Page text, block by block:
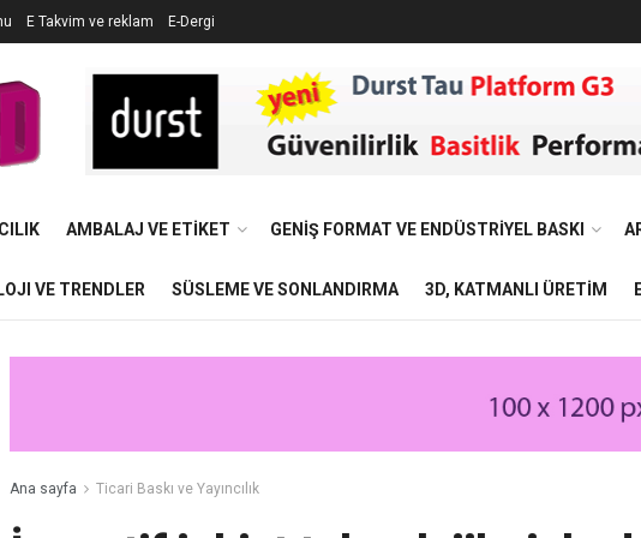
E Takvim ve reklam E-Dergi
AMBALAJ VE ETIKET GENIŞ FORMAT VE ENDÜSTRIYEL BASKI
VE TRENDLER SÜSLEME VE SONLANDIRMA 3D, KATMANLI ÜRETIM
Ana sayfa Ticari Baskı ve Yayıncılık